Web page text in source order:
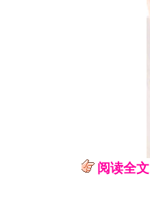
阅读全文